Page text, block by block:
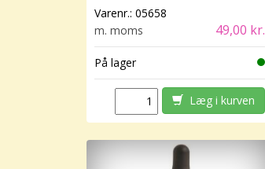
Varenr.: 05658
m. moms
49,00 kr.
På lager
Læg i kurven